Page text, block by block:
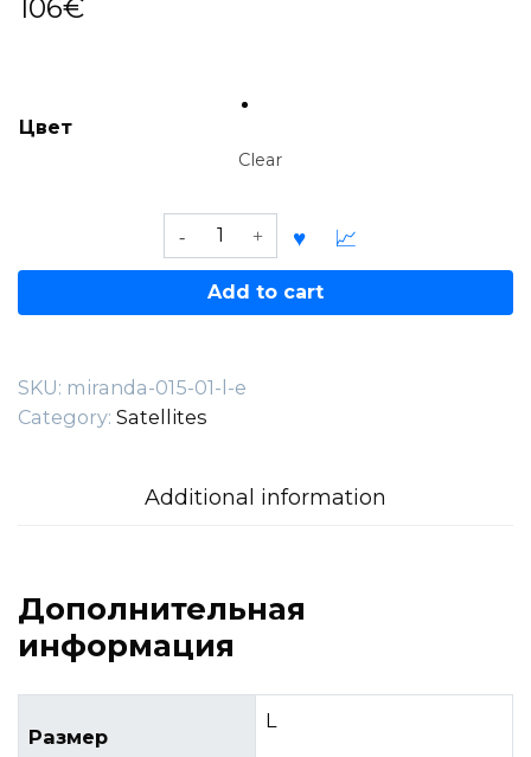
106€
Цвет
Clear
Miranda
—
015.01.L-
E
Add to cart
SKU: miranda-015-01-l-e
Category: Satellites
Additional information
Дополнительная
информация
Размер
L